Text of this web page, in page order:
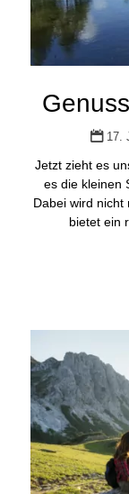
17.
Jetzt zieht es
es die kleinen
Dabei wird
bietet ein